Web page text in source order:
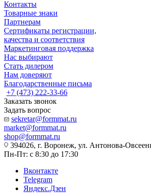
Контакты
Товарные знаки
Партнерам
Сертификаты регистрации,
качества и соответствия
Маркетинговая поддержка
Нас выбирают
Стать дилером
Нам доверяют
Благодарственные письма
+7 (473) 222-33-66
Заказать звонок
Задать вопрос
sekretar@formmat.ru
market@formmat.ru
shop@formmat.ru
394026, г. Воронеж, ул. Антонова-
Пн-Пт: с 8:30 до 17:30
Вконтакте
Telegram
Яндекс.Дзен